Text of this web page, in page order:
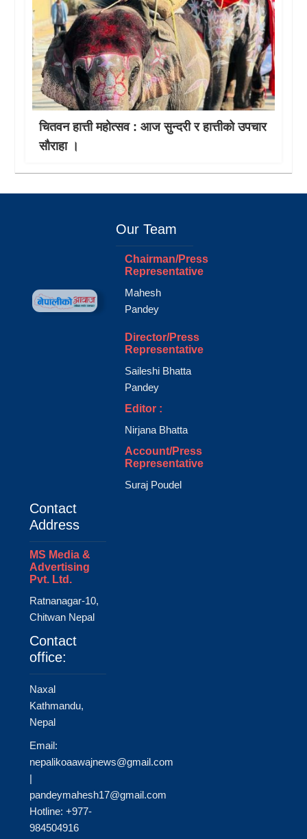
चितवन हात्ती महाेत्सव : आज सुन्दरी र हात्तीको उपचार
साैराहा ।
Our Team
Chairman/Press
Representative
Mahesh
Pandey
Director/Press
Representative
Saileshi Bhatta
Pandey
Editor :
Nirjana Bhatta
Account/Press
Representative
Suraj Poudel
Contact
Address
MS Media &
Advertising
Pvt. Ltd.
Ratnanagar-10,
Chitwan Nepal
Contact
office:
Naxal
Kathmandu,
Nepal
Email:
nepalikoaawajnews@gmail.com
|
pandeymahesh17@gmail.com
Hotline: +977-
984504916